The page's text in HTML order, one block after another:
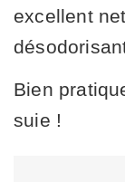
excellent
Bien
suie !